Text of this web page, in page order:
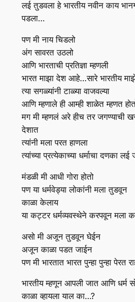
लई तुडवला हे भारतीय नवीन काय
पडला…
पण मी नाय चिडलो
अंग सावरत उठलो
आणि भारताची प्रतिज्ञा म्हणली
भारत माझा देश आहे…सारे भारतीय
त्या सगळ्यांनी टाळ्या वाजवल्या
आणि म्हणाले ही आम्ही शाळेत म्हणत
मग मी म्हणलं अरे हीच तर जगण्याची
देशात
त्यांनी मला परत हाणला
त्यांच्या प्रत्येकाच्या धर्माचा दणका लई
मंडळी मी आधी गोरा होतो
पण या धर्मवेड्या लोकांनी मला तुडवून
काळा केलाय
या कट्टर धर्मव्यवस्थेने करपवून
असो मी अजून तुडवून घेईन
अजून काळा पडत जाईन
पण मी भारतात भारत पुन्हा पुन्हा पेरत
भारतीय म्हणून आपली जात आणि धर्म
काळा व्हायला याल का…?